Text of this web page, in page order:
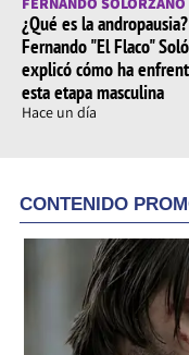
¿Qué es la andropausia?
Fernando "El Flaco"
explicó cómo ha
esta etapa masculina
Hace un día